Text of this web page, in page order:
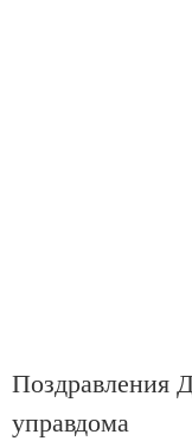
Поздравления
управдома